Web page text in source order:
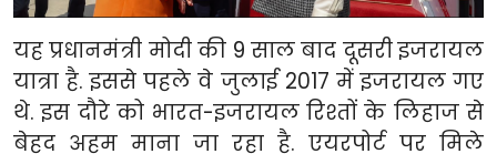
यह प्रधानमंत्री मोदी की 9 साल बाद दूसरी इजरायल
यात्रा है. इससे पहले वे जुलाई 2017 में इजरायल गए
थे. इस दौरे को भारत-इजरायल रिश्तों के लिहाज से
बेहद अहम माना जा रहा है. एयरपोर्ट पर मिले